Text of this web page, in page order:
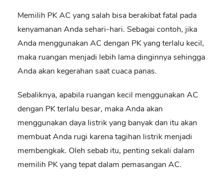
Memilih PK AC yang salah bisa berakibat fatal pada
kenyamanan Anda sehari-hari. Sebagai contoh, jika
Anda menggunakan AC dengan PK yang terlalu kecil,
maka ruangan menjadi lebih lama dinginnya sehingga
Anda akan kegerahan saat cuaca panas.
Sebaliknya, apabila ruangan kecil menggunakan AC
dengan PK terlalu besar, maka Anda akan
menggunakan daya listrik yang banyak dan itu akan
membuat Anda rugi karena tagihan listrik menjadi
membengkak. Oleh sebab itu, penting sekali dalam
memilih PK yang tepat dalam pemasangan AC.